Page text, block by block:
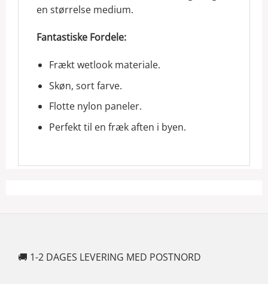
en størrelse medium.
Fantastiske Fordele:
Frækt wetlook materiale.
Skøn, sort farve.
Flotte nylon paneler.
Perfekt til en fræk aften i byen.
🚚 1-2 DAGES LEVERING MED POSTNORD